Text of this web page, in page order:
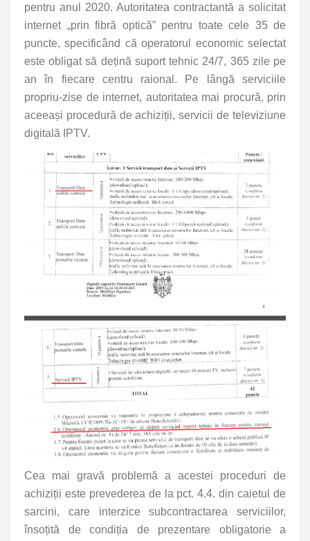
pentru anul 2020. Autoritatea contractantă a solicitat
internet „prin fibră optică” pentru toate cele 35 de
puncte, specificând că operatorul economic selectat
este obligat să dețină suport tehnic 24/7, 365 zile pe
an în fiecare centru raional. Pe lângă serviciile
propriu-zise de internet, autoritatea mai procură, prin
aceeași procedură de achiziții, servicii de televiziune
digitală IPTV.
Cea mai gravă problemă a acestei proceduri de
achiziții este prevederea de la pct. 4.4. din caietul de
sarcini, care interzice subcontractarea serviciilor,
însoțită de condiția de prezentare obligatorie a